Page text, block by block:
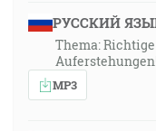
РУССКИЙ
Thema:
MP3